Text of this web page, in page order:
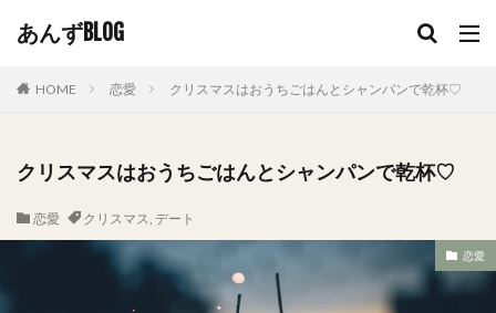
あんずBLOG
HOME 恋愛 クリスマスはおうちごはんとシャンパンで乾杯♡
クリスマスはおうちごはんとシャンパンで乾杯♡
恋愛 クリスマス, デート
恋愛